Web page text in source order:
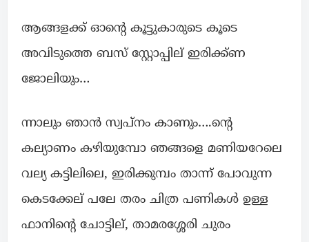
ആങ്ങളക്ക് ഓൻ്റെ കൂട്ടുകാരുടെ കൂടെ
അവിടുത്തെ ബസ് സ്റ്റോപ്പില് ഇരിക്ക്ണ
ജോലിയും…
ന്നാലും ഞാൻ സ്വപ്നം കാണും….ൻ്റെ
കല്യാണം കഴിയുമ്പോ ഞങ്ങളെ മണിയറേലെ
വല്യ കട്ടിലിലെ, ഇരിക്കുമ്പം താന്ന് പോവുന്ന
കെടക്കേല് പലേ തരം ചിത്ര പണികൾ ഉള്ള
ഫാനിൻ്റെ ചോട്ടില്, താമരശ്ശേരി ചുരം